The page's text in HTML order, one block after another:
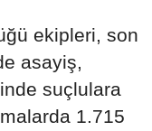
ekipleri, son
asayiş,
suçlulara
1.715